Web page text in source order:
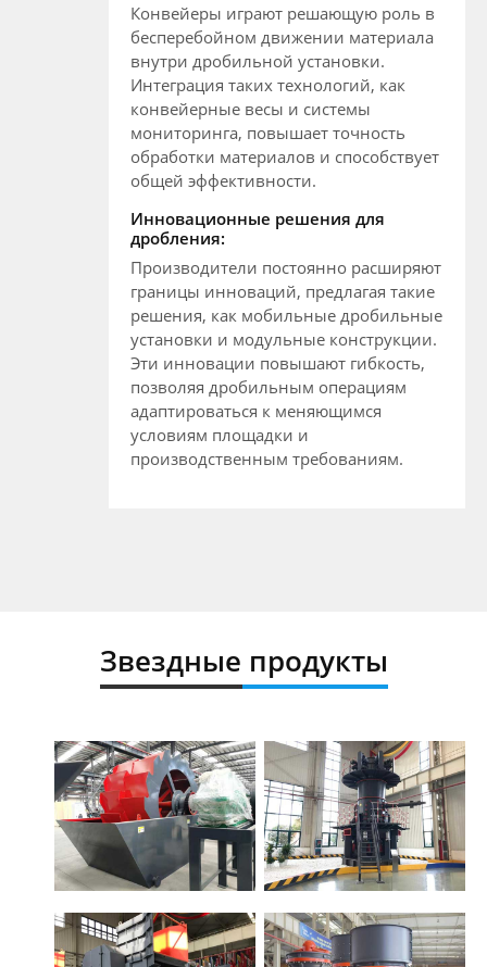
Конвейеры играют решающую роль в
бесперебойном движении материала
внутри дробильной установки.
Интеграция таких технологий, как
конвейерные весы и системы
мониторинга, повышает точность
обработки материалов и способствует
общей эффективности.
Инновационные решения для
дробления:
Производители постоянно расширяют
границы инноваций, предлагая такие
решения, как мобильные дробильные
установки и модульные конструкции.
Эти инновации повышают гибкость,
позволяя дробильным операциям
адаптироваться к меняющимся
условиям площадки и
производственным требованиям.
Звездные продукты